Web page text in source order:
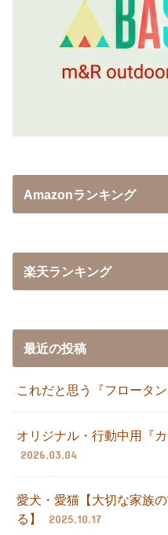
Amazonランキング
楽天ランキング
最近の投稿
これだと思う『フロータ
オリジナル・行動中用『
2026.03.04
愛犬・愛猫【大切な家族
る】
2025.10.17